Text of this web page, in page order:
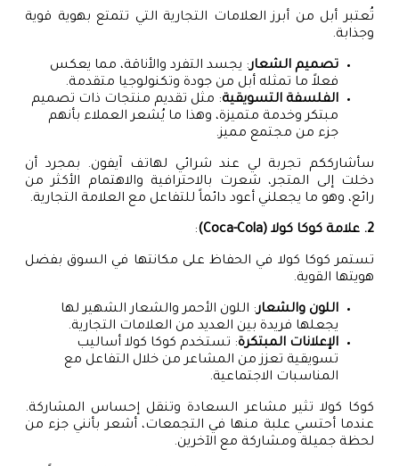
تُعتبر أبل من أبرز العلامات التجارية التي تتمتع بهوية قوية
وجذابة.
تصميم الشعار: يجسد التفرد والأناقة، مما يعكس
فعلاً ما تمثله أبل من جودة وتكنولوجيا متقدمة.
الفلسفة التسويقية: مثل تقديم منتجات ذات تصميم
مبتكر وخدمة متميزة، وهذا ما يُشعر العملاء بأنهم
جزء من مجتمع مميز.
سأشارككم تجربة لي عند شرائي لهاتف آيفون. بمجرد أن
دخلت إلى المتجر، شعرت بالاحترافية والاهتمام الأكثر من
رائع، وهو ما يجعلني أعود دائماً للتفاعل مع العلامة التجارية.
2. علامة كوكا كولا (Coca-Cola) :
تستمر كوكا كولا في الحفاظ على مكانتها في السوق بفضل
هويتها القوية.
اللون والشعار: اللون الأحمر والشعار الشهير لها
يجعلها فريدة بين العديد من العلامات التجارية.
الإعلانات المبتكرة: تستخدم كوكا كولا أساليب
تسويقية تعزز من المشاعر من خلال التفاعل مع
المناسبات الاجتماعية.
كوكا كولا تثير مشاعر السعادة وتنقل إحساس المشاركة.
عندما أحتسي علبة منها في التجمعات، أشعر بأنني جزء من
لحظة جميلة ومشاركة مع الآخرين.